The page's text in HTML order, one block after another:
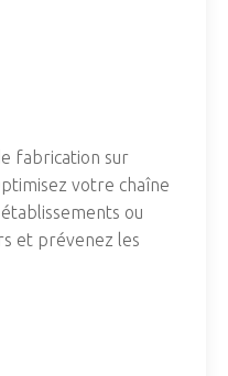
fabrication sur
votre chaîne
ou
et prévenez les